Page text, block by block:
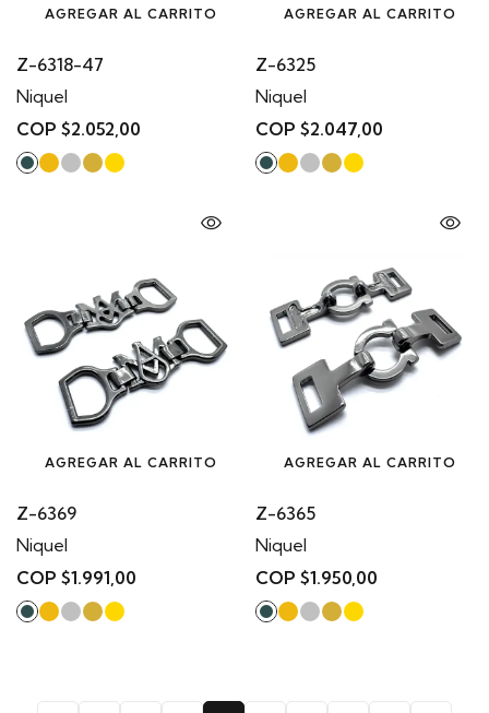
AGREGAR AL CARRITO
Z-6318-47
Niquel
COP $2.052,00
AGREGAR AL CARRITO
Z-6325
Niquel
COP $2.047,00
AGREGAR AL CARRITO
Z-6369
Niquel
COP $1.991,00
AGREGAR AL CARRITO
Z-6365
Niquel
COP $1.950,00